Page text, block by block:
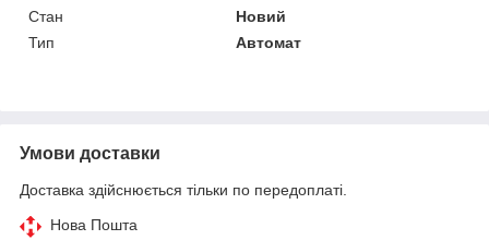
Стан
Новий
Тип
Автомат
Умови доставки
Доставка здійснюється тільки по передоплаті.
Нова Пошта